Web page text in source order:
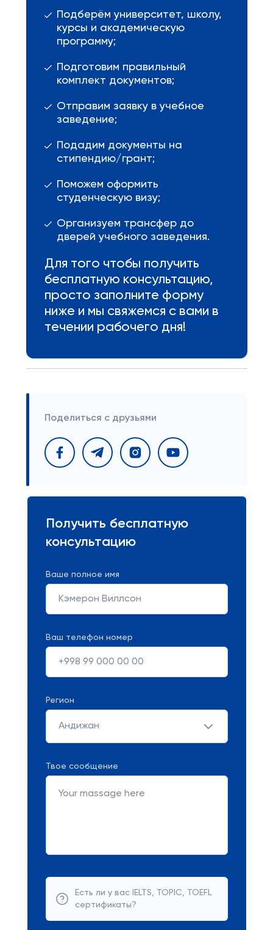
Подберём университет, школу,
курсы и академическую
программу;
Подготовим правильный
комплект документов;
Отправим заявку в учебное
заведение;
Подадим документы на
стипендию/грант;
Поможем оформить
студенческую визу;
Организуем трансфер до
дверей учебного заведения.
Для того чтобы получить
бесплатную консультацию,
просто заполните форму
ниже и мы свяжемся с вами в
течении рабочего дня!
Поделиться с друзьями
Получить бесплатную
консультацию
Ваше полное имя
Ваш телефон номер
Регион
Андижан
Твое сообщение
Есть ли у вас IELTS, TOPIC, TOEFL
сертификаты?